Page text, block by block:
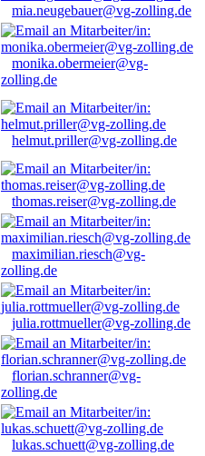
mia.neugebauer@vg-zolling.de
monika.obermeier@vg-
zolling.de
helmut.priller@vg-zolling.de
thomas.reiser@vg-zolling.de
maximilian.riesch@vg-
zolling.de
julia.rottmueller@vg-zolling.de
florian.schranner@vg-
zolling.de
lukas.schuett@vg-zolling.de